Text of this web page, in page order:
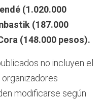
(1.020.000
(187.000
(148.000 pesos).
no incluyen el
modificarse según